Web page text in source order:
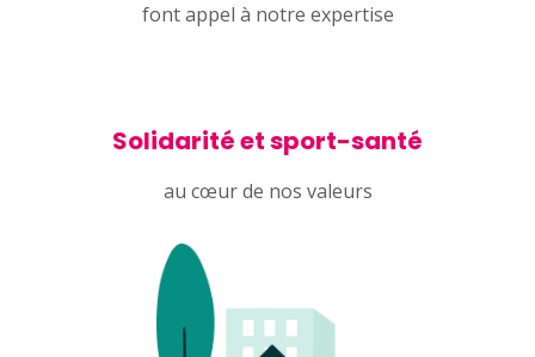
font appel à notre expertise
Solidarité et sport-santé
au cœur de nos valeurs